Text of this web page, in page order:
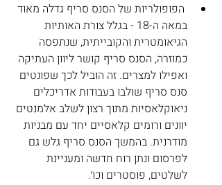
הפופולריות של הסנס סריף גדלה מאוד
במאה ה-18 - בגלל צורת האותיות
הגיאומטרית והקובייתית, שנתפסה
כמוזרה, הסנס סריף קושר ליוון העתיקה
ואפילו למצרים. זה הוביל לכך שפונטים
סנס סריף שולבו בעבודות אדריכלים
ניאוקלאסיות מתוך רצון לשלב אלמנטים
יוונים ורומים קלאסיים יחד עם מבניות
מודרנית. בהמשך הסנס סריף גלש גם
לפרסום ונתן רוח חדשה ומעניינת
לשלטים, פוסטרים וכו׳.